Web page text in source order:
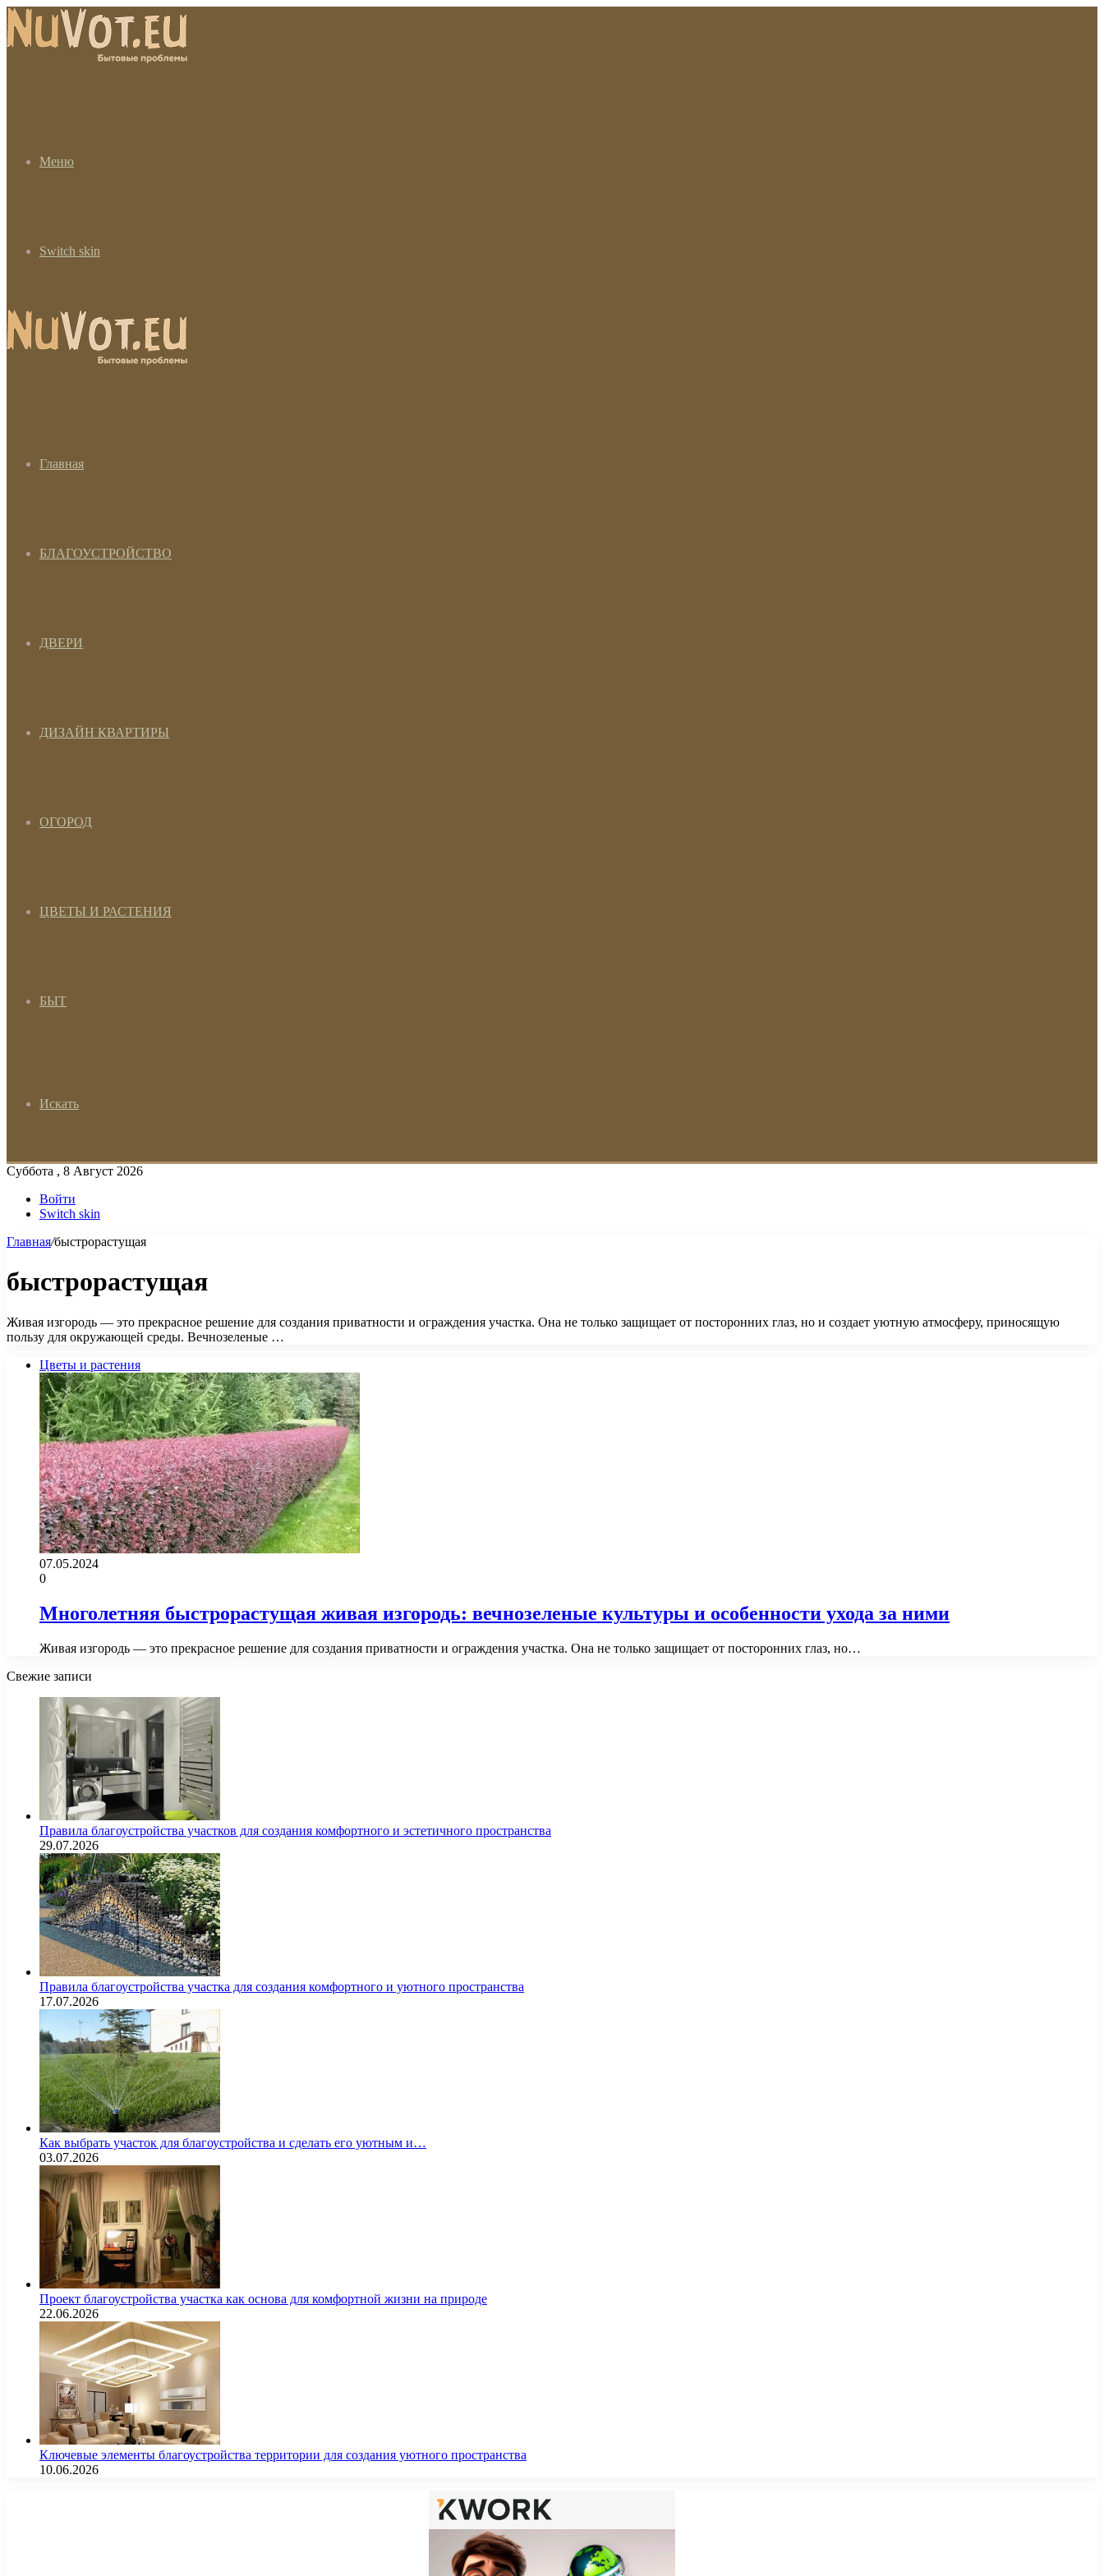
Меню
Switch skin
Главная
БЛАГОУСТРОЙСТВО
ДВЕРИ
ДИЗАЙН КВАРТИРЫ
ОГОРОД
ЦВЕТЫ И РАСТЕНИЯ
БЫТ
Искать
Суббота , 8 Август 2026
Войти
Switch skin
Главная/быстрорастущая
быстрорастущая
Живая изгородь — это прекрасное решение для создания приватности и ограждения участка. Она не только защищает от посторонних глаз, но и создает уютную атмосферу, приносящую
пользу для окружающей среды. Вечнозеленые …
Цветы и растения
07.05.2024
0
Многолетняя быстрорастущая живая изгородь: вечнозеленые культуры и особенности ухода за ними
Живая изгородь — это прекрасное решение для создания приватности и ограждения участка. Она не только защищает от посторонних глаз, но…
Свежие записи
Правила благоустройства участков для создания комфортного и эстетичного пространства
29.07.2026
Правила благоустройства участка для создания комфортного и уютного пространства
17.07.2026
Как выбрать участок для благоустройства и сделать его уютным и…
03.07.2026
Проект благоустройства участка как основа для комфортной жизни на природе
22.06.2026
Ключевые элементы благоустройства территории для создания уютного пространства
10.06.2026